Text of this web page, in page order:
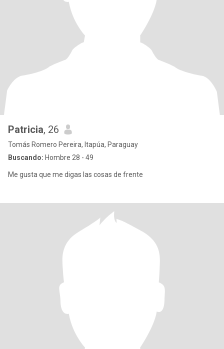
Patricia, 26
Tomás Romero Pereira, Itapúa, Paraguay
Buscando: Hombre 28 - 49
Me gusta que me digas las cosas de frente